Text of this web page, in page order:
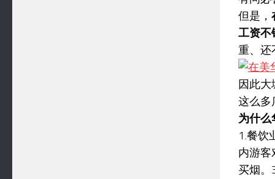
但是，
工资不
重、还
因此
这么多
为什么
1.餐饮
内游客
买烟。